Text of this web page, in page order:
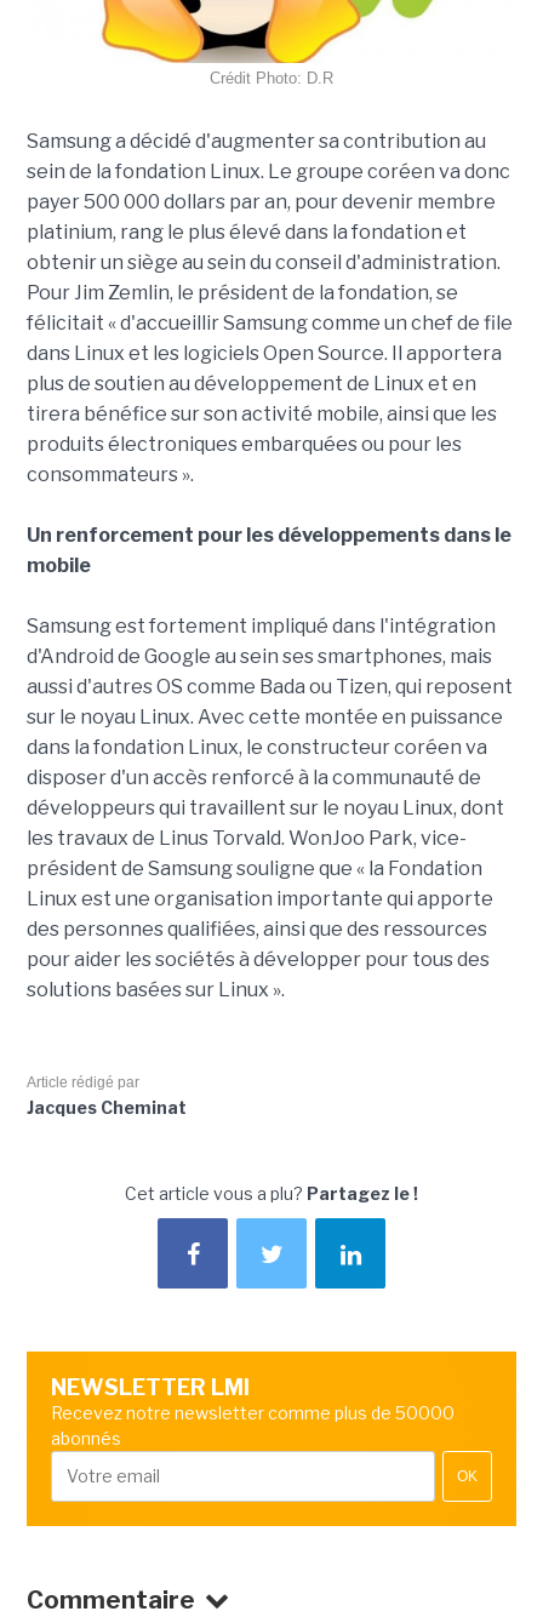
Crédit Photo: D.R
Samsung a décidé d'augmenter sa contribution au
sein de la fondation Linux. Le groupe coréen va donc
payer 500 000 dollars par an, pour devenir membre
platinium, rang le plus élevé dans la fondation et
obtenir un siège au sein du conseil d'administration.
Pour Jim Zemlin, le président de la fondation, se
félicitait « d'accueillir Samsung comme un chef de file
dans Linux et les logiciels Open Source. Il apportera
plus de soutien au développement de Linux et en
tirera bénéfice sur son activité mobile, ainsi que les
produits électroniques embarquées ou pour les
consommateurs ».
Un renforcement pour les développements dans le
mobile
Samsung est fortement impliqué dans l'intégration
d'Android de Google au sein ses smartphones, mais
aussi d'autres OS comme Bada ou Tizen, qui reposent
sur le noyau Linux. Avec cette montée en puissance
dans la fondation Linux, le constructeur coréen va
disposer d'un accès renforcé à la communauté de
développeurs qui travaillent sur le noyau Linux, dont
les travaux de Linus Torvald. WonJoo Park, vice-
président de Samsung souligne que « la Fondation
Linux est une organisation importante qui apporte
des personnes qualifiées, ainsi que des ressources
pour aider les sociétés à développer pour tous des
solutions basées sur Linux ».
Article rédigé par
Jacques Cheminat
Cet article vous a plu? Partagez le !
NEWSLETTER LMI
Recevez notre newsletter comme plus de 50000
abonnés
OK
Commentaire